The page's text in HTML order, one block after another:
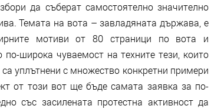
да съберат самостоятелно значително
Темата на вота – завладяната държава, е
мотиви от 80 страници по вота и
широка чуваемост на техните тези, които
уплътнени с множество конкретни примери
от този вот ще бъде самата заявка за по-
със засилената протестна активност да